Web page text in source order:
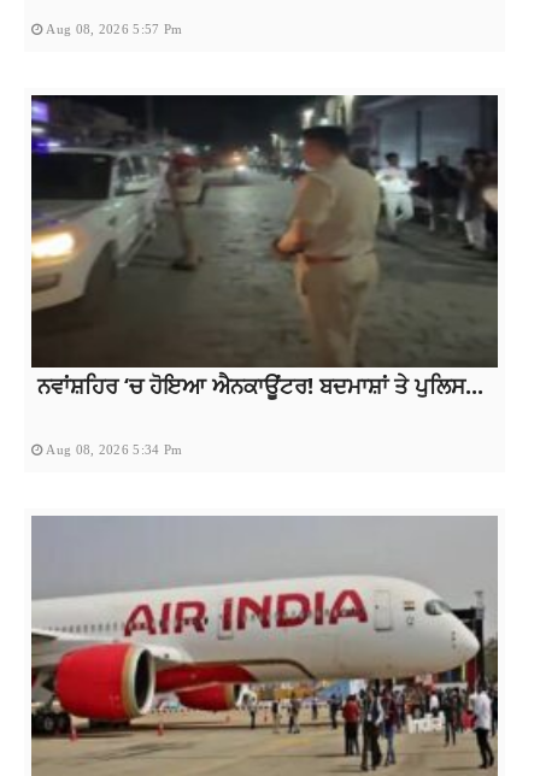
Aug 08, 2026 5:57 Pm
ਨਵਾਂਸ਼ਹਿਰ ‘ਚ ਹੋਇਆ ਐਨਕਾਊਂਟਰ! ਬਦਮਾਸ਼ਾਂ ਤੇ ਪੁਲਿਸ...
Aug 08, 2026 5:34 Pm